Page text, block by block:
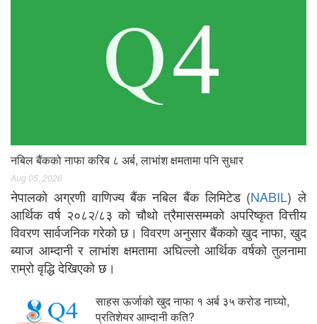
नबिल बैंकको नाफा करिब ८ अर्ब, लाभांश क्षमतामा पनि सुधार
Aug 05, 2026
नेपालको अग्रणी वाणिज्य बैंक नबिल बैंक लिमिटेड (NABIL) ले
आर्थिक वर्ष २०८२/८३ को चौथो त्रैमाससम्मको अपरिष्कृत वित्तीय
विवरण सार्वजनिक गरेको छ। विवरण अनुसार बैंकको खुद नाफा, खुद
ब्याज आम्दानी र लाभांश क्षमतामा अघिल्लो आर्थिक वर्षको तुलनामा
राम्रो वृद्धि देखिएको छ।
साहस ऊर्जाको खुद नाफा १ अर्ब ३५ करोड नाघ्यो,
प्रतिशेयर आम्दानी कति?